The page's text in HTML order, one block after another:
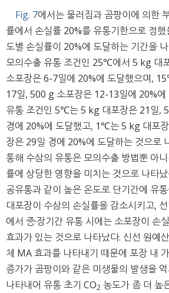
Fig. 7에서는 물러짐과 곰팡이에 의한
률에서 손실률 20%를 유통기한으로 정
도별 손실률이 20%에 도달하는 기간을
모의수출 유통 조건인 25℃에서 5 kg 대
소포장은 6-7일에 20%에 도달했으며,
17일, 500 g 소포장은 12-13일에 20%에
유통 조건인 5℃는 5 kg 대포장은 21일,
경에 20%에 도달했고, 1℃는 5 kg 대포
장은 29일 경에 20%에 도달하는 것으로
통해 수삼의 유통은 모의수출 방법뿐 아
률에 상당한 영향을 미치는 것으로 나타
공유통과 같이 높은 온도로 단기간에 유
대포장이 수삼의 손실률을 감소시키고,
에서 중·장기간 유통 시에는 소포장이 손
효과가 있는 것으로 나타났다. 신선 원예
체 MA 효과를 나타내기 때문에 포장 내
증가가 곰팡이와 같은 미생물의 발생을
나타내어 유통 초기 CO2 농도가 좀 더 높